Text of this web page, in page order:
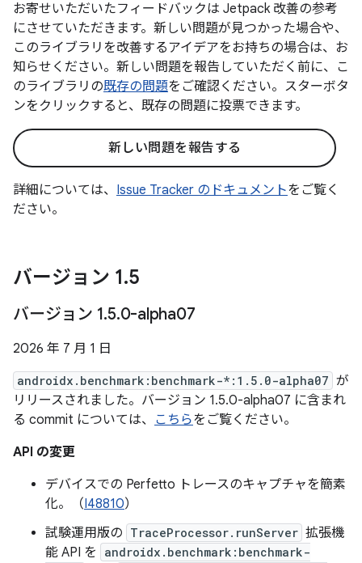
お寄せいただいたフィードバックは Jetpack 改善の参考
にさせていただきます。新しい問題が見つかった場合や、
このライブラリを改善するアイデアをお持ちの場合は、お
知らせください。新しい問題を報告していただく前に、こ
のライブラリの既存の問題をご確認ください。スターボタ
ンをクリックすると、既存の問題に投票できます。
新しい問題を報告する
詳細については、 Issue Tracker のドキュメントをご覧く
ださい。
バージョン 1.5
バージョン 1.5.0-alpha07
2026 年 7 月 1 日
androidx.benchmark:benchmark-*:1.5.0-alpha07 が
リリースされました。バージョン 1.5.0-alpha07 に含まれ
る commit については、 こちらをご覧ください。
API の変更
デバイスでの Perfetto トレースのキャプチャを簡素
化。（I48810）
試験運用版の TraceProcessor.runServer 拡張機
能 API を
androidx.benchmark:benchmark-